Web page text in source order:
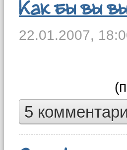
Как бы вы
22.01.2007,
5